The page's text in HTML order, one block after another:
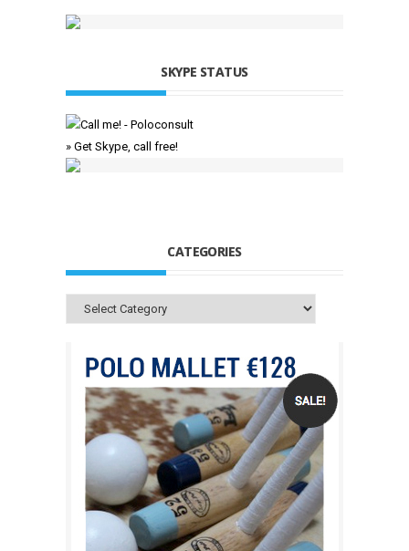
SKYPE STATUS
» Get Skype, call free!
CATEGORIES
Categories